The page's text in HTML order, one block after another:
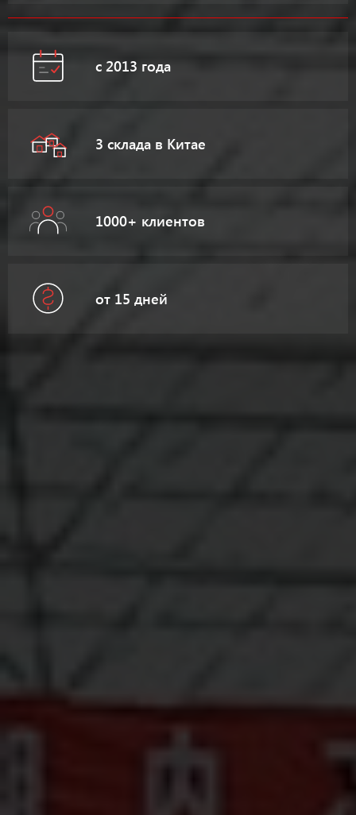
с 2013 года
3 склада в Китае
1000+ клиентов
от 15 дней